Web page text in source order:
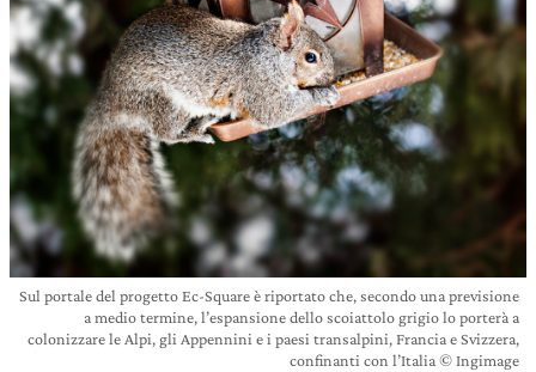
Sul portale del progetto Ec-Square è riportato che, secondo una previsione
a medio termine, l’espansione dello scoiattolo grigio lo porterà a
colonizzare le Alpi, gli Appennini e i paesi transalpini, Francia e Svizzera,
confinanti con l’Italia © Ingimage